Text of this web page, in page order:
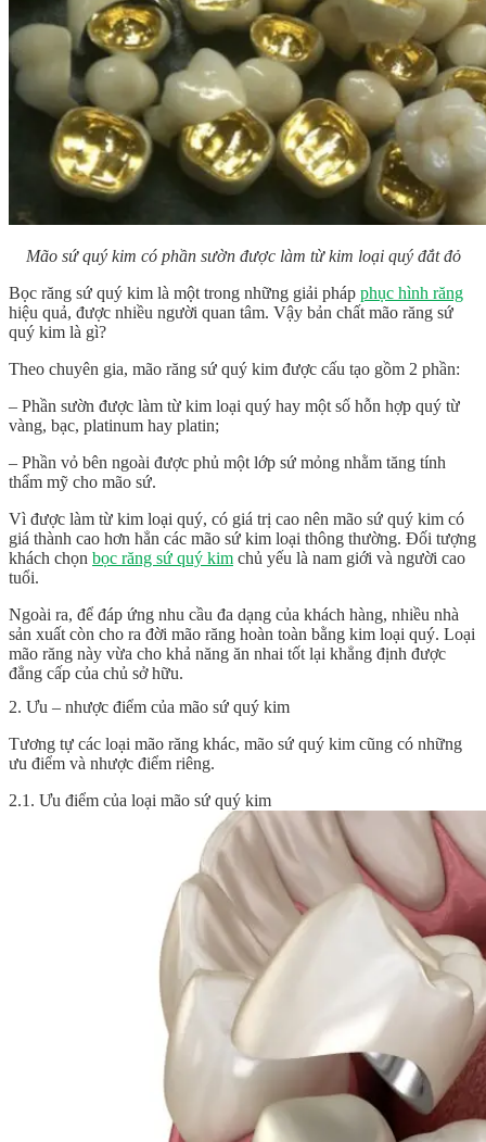
Mão sứ quý kim có phần sườn được làm từ kim loại quý đắt đỏ
Bọc răng sứ quý kim là một trong những giải pháp phục hình răng
hiệu quả, được nhiều người quan tâm. Vậy bản chất mão răng sứ
quý kim là gì?
Theo chuyên gia, mão răng sứ quý kim được cấu tạo gồm 2 phần:
– Phần sườn được làm từ kim loại quý hay một số hỗn hợp quý từ
vàng, bạc, platinum hay platin;
– Phần vỏ bên ngoài được phủ một lớp sứ mỏng nhằm tăng tính
thẩm mỹ cho mão sứ.
Vì được làm từ kim loại quý, có giá trị cao nên mão sứ quý kim có
giá thành cao hơn hẳn các mão sứ kim loại thông thường. Đối tượng
khách chọn bọc răng sứ quý kim chủ yếu là nam giới và người cao
tuổi.
Ngoài ra, để đáp ứng nhu cầu đa dạng của khách hàng, nhiều nhà
sản xuất còn cho ra đời mão răng hoàn toàn bằng kim loại quý. Loại
mão răng này vừa cho khả năng ăn nhai tốt lại khẳng định được
đẳng cấp của chủ sở hữu.
2. Ưu – nhược điểm của mão sứ quý kim
Tương tự các loại mão răng khác, mão sứ quý kim cũng có những
ưu điểm và nhược điểm riêng.
2.1. Ưu điểm của loại mão sứ quý kim